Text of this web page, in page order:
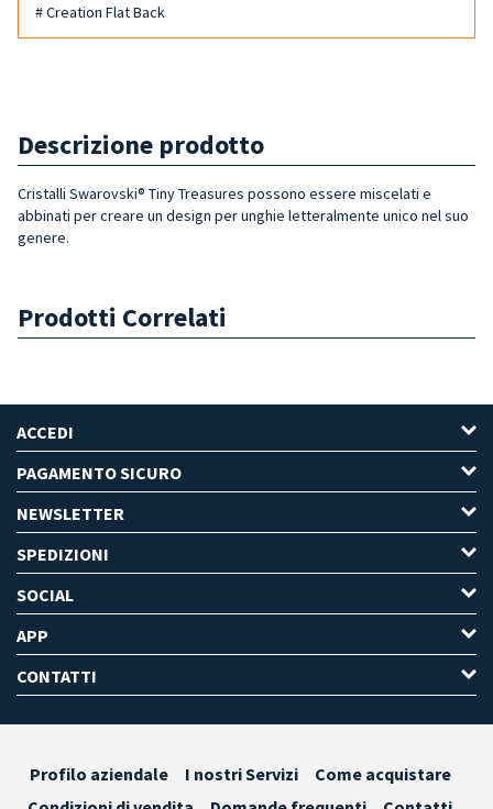
# Creation Flat Back
Descrizione prodotto
Cristalli Swarovski® Tiny Treasures possono essere miscelati e
abbinati per creare un design per unghie letteralmente unico nel suo
genere.
Prodotti Correlati
ACCEDI
PAGAMENTO SICURO
NEWSLETTER
SPEDIZIONI
SOCIAL
APP
CONTATTI
Profilo aziendale I nostri Servizi
Come acquistare